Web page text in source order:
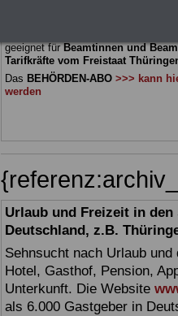
geeignet fürBeamtinnen und
Tarifkräfte vom Freistaat
Das BEHÖRDEN-ABO >>> kann
werden
Urlaub und Freizeit in
Deutschland, z.B.
Sehnsucht nach Urlaub
Hotel, Gasthof, Pension,
Unterkunft. Die Website
als 6.000 Gastgeber in